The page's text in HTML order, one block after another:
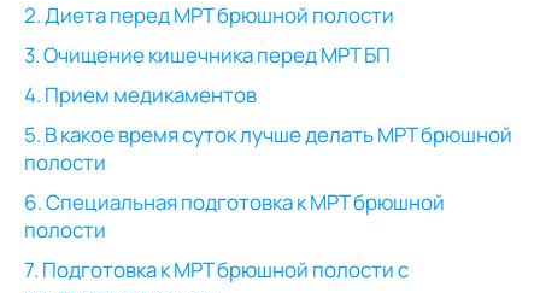
2. Диета перед МРТ брюшной полости
3. Очищение кишечника перед МРТ БП
4. Прием медикаментов
5. В какое время суток лучше делать МРТ брюшной
полости
6. Специальная подготовка к МРТ брюшной
полости
7. Подготовка к МРТ брюшной полости с